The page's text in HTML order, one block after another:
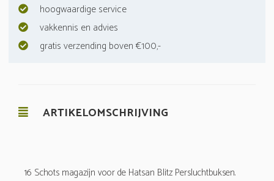
hoogwaardige service
vakkennis en advies
gratis verzending boven €100,-
ARTIKELOMSCHRIJVING
16 Schots magazijn voor de Hatsan Blitz Persluchtbuksen.